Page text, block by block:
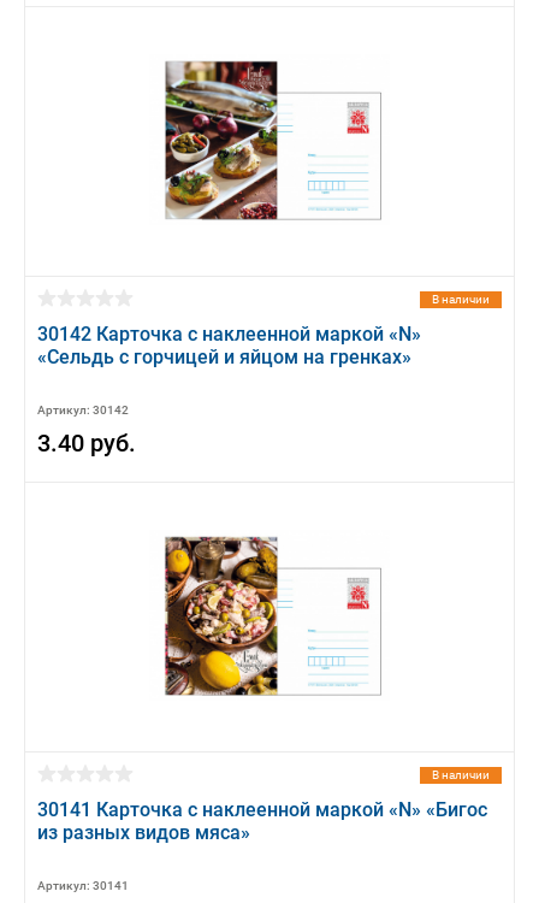
В наличии
30142 Карточка с наклеенной маркой «N»
«Сельдь с горчицей и яйцом на гренках»
Артикул: 30142
3.40 руб.
В наличии
30141 Карточка с наклеенной маркой «N» «Бигос
из разных видов мяса»
Артикул: 30141